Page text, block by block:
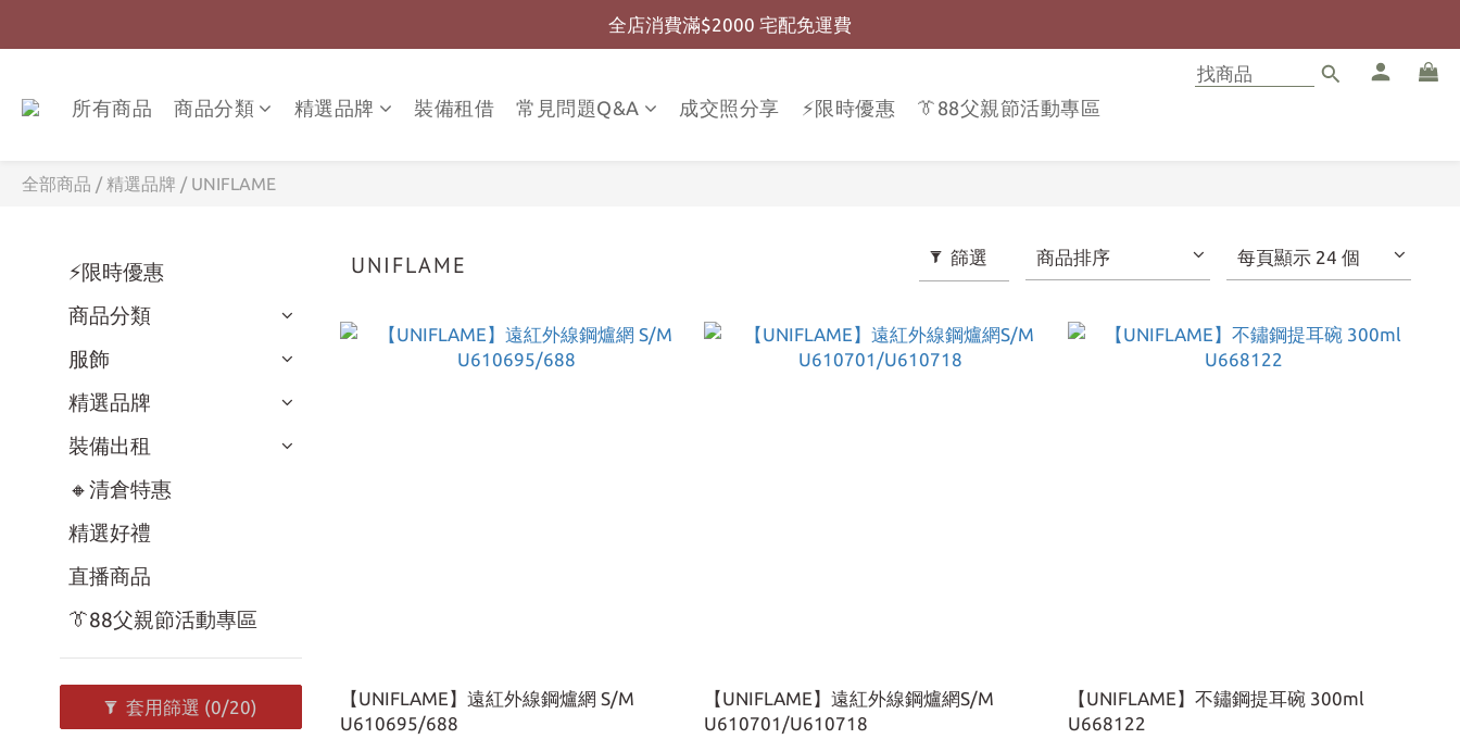
全店消費滿$999 超商免運費
全店消費滿$999 超商免運費
所有商品 商品分類 精選品牌 裝備租借 常見問題Q&A 成交照分享 ⚡限時優惠 👔88父親節活動專區
全部商品 / 精選品牌 / UNIFLAME
⚡限時優惠
商品分類
服飾
精選品牌
裝備出租
🔸清倉特惠
精選好禮
直播商品
👔88父親節活動專區
套用篩選 (0/20)
UNIFLAME 篩選 商品排序 每頁顯示 24 個
【UNIFLAME】遠紅外線鋼爐網 S/M
U610695/688
【UNIFLAME】遠紅外線鋼爐網S/M
U610701/U610718
【UNIFLAME】不鏽鋼提耳碗 300ml
U668122